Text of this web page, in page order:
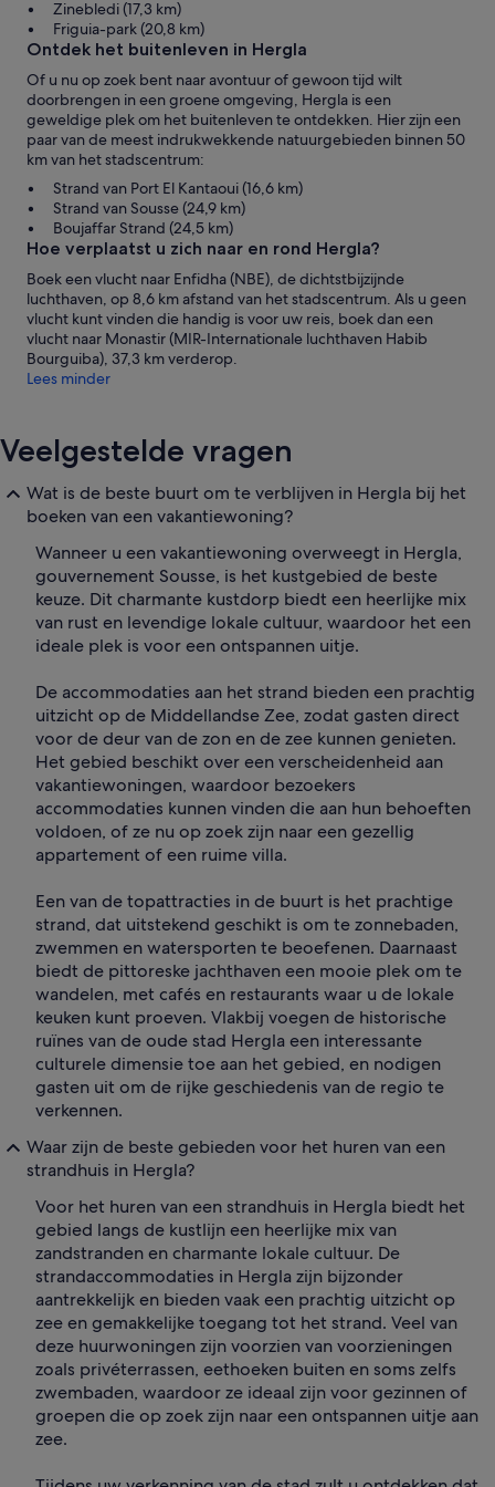
Zinebledi (17,3 km)
Friguia-park (20,8 km)
Ontdek het buitenleven in Hergla
Of u nu op zoek bent naar avontuur of gewoon tijd wilt
doorbrengen in een groene omgeving, Hergla is een
geweldige plek om het buitenleven te ontdekken. Hier zijn een
paar van de meest indrukwekkende natuurgebieden binnen 50
km van het stadscentrum:
Strand van Port El Kantaoui (16,6 km)
Strand van Sousse (24,9 km)
Boujaffar Strand (24,5 km)
Hoe verplaatst u zich naar en rond Hergla?
Boek een vlucht naar Enfidha (NBE), de dichtstbijzijnde
luchthaven, op 8,6 km afstand van het stadscentrum. Als u geen
vlucht kunt vinden die handig is voor uw reis, boek dan een
vlucht naar Monastir (MIR-Internationale luchthaven Habib
Bourguiba), 37,3 km verderop.
Lees minder
Veelgestelde vragen
Wat is de beste buurt om te verblijven in Hergla bij het
boeken van een vakantiewoning?
Wanneer u een vakantiewoning overweegt in Hergla,
gouvernement Sousse, is het kustgebied de beste
keuze. Dit charmante kustdorp biedt een heerlijke mix
van rust en levendige lokale cultuur, waardoor het een
ideale plek is voor een ontspannen uitje.
De accommodaties aan het strand bieden een prachtig
uitzicht op de Middellandse Zee, zodat gasten direct
voor de deur van de zon en de zee kunnen genieten.
Het gebied beschikt over een verscheidenheid aan
vakantiewoningen, waardoor bezoekers
accommodaties kunnen vinden die aan hun behoeften
voldoen, of ze nu op zoek zijn naar een gezellig
appartement of een ruime villa.
Een van de topattracties in de buurt is het prachtige
strand, dat uitstekend geschikt is om te zonnebaden,
zwemmen en watersporten te beoefenen. Daarnaast
biedt de pittoreske jachthaven een mooie plek om te
wandelen, met cafés en restaurants waar u de lokale
keuken kunt proeven. Vlakbij voegen de historische
ruïnes van de oude stad Hergla een interessante
culturele dimensie toe aan het gebied, en nodigen
gasten uit om de rijke geschiedenis van de regio te
verkennen.
Waar zijn de beste gebieden voor het huren van een
strandhuis in Hergla?
Voor het huren van een strandhuis in Hergla biedt het
gebied langs de kustlijn een heerlijke mix van
zandstranden en charmante lokale cultuur. De
strandaccommodaties in Hergla zijn bijzonder
aantrekkelijk en bieden vaak een prachtig uitzicht op
zee en gemakkelijke toegang tot het strand. Veel van
deze huurwoningen zijn voorzien van voorzieningen
zoals privéterrassen, eethoeken buiten en soms zelfs
zwembaden, waardoor ze ideaal zijn voor gezinnen of
groepen die op zoek zijn naar een ontspannen uitje aan
zee.